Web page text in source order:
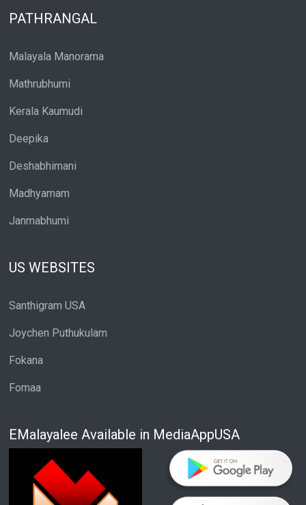
PATHRANGAL
Malayala Manorama
Mathrubhumi
Kerala Kaumudi
Deepika
Deshabhimani
Madhyamam
Janmabhumi
US WEBSITES
Santhigram USA
Joychen Puthukulam
Fokana
Fomaa
EMalayalee Available in MediaAppUSA